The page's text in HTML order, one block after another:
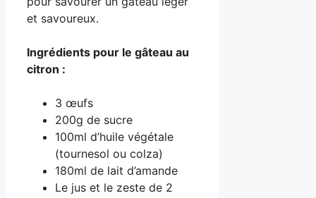
et savoureux.
Ingrédients pour le gâteau au
citron :
3 œufs
200g de sucre
100ml d’huile végétale
(tournesol ou colza)
180ml de lait d’amande
Le jus et le zeste de 2